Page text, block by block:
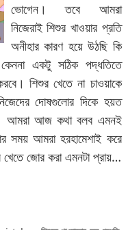
ভোগেন। তবে আমরা
নিজেরাই শিশুর খাওয়ার প্রতি
অনীহার কারণ হয়ে উঠছি কি
একটু সঠিক পদ্ধতিতে
শিশুর খেতে না চাওয়াকে
দোষগুলোর দিকে হয়ত
আমরা আজ কথা বলব এমনই
সময় আমরা হরহামেশাই করে
খেতে জোর করা এমনটা প্রায়…